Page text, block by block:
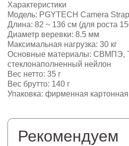
Характеристики
Модель: PGYTECH Camera
Длина: 82 ~ 136 см (для роста
Диаметр веревки: 8.5 мм
Максимальная нагрузка: 30 кг
Основные материалы: СВМПЭ,
стеклонаполненный нейлон
Вес нетто: 35 г
Вес брутто: 140 г
Упаковка: фирменная картонная
Рекомендуем